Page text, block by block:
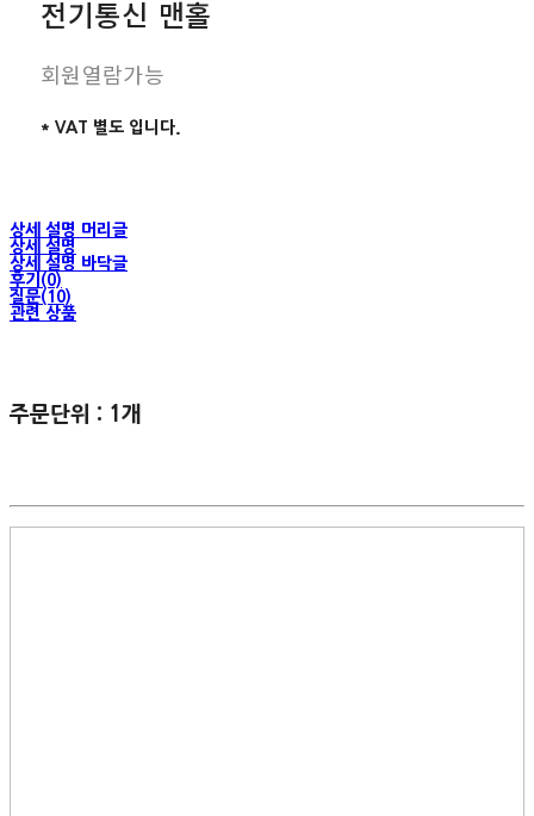
전기통신 맨홀
회원열람가능
* VAT 별도 입니다.
상세 설명 머리글
상세 설명
상세 설명 바닥글
후기(0)
질문(10)
관련 상품
주문단위 : 1개